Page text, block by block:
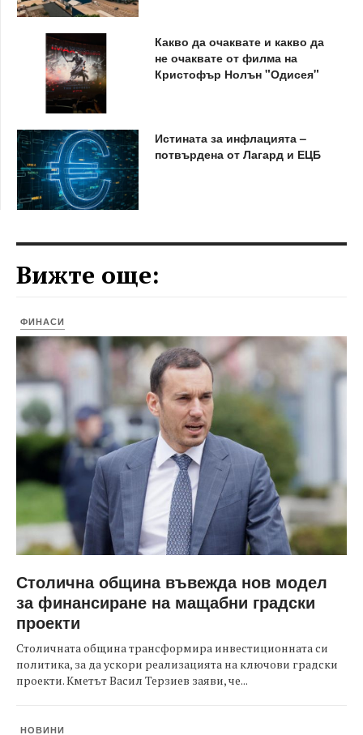
Какво да очаквате и какво да
не очаквате от филма на
Кристофър Нолън "Одисея"
Истината за инфлацията –
потвърдена от Лагард и ЕЦБ
Вижте още:
ФИНАСИ
Столична община въвежда нов модел
за финансиране на мащабни градски
проекти
Столичната община трансформира инвестиционната си
политика, за да ускори реализацията на ключови градски
проекти. Кметът Васил Терзиев заяви, че...
НОВИНИ